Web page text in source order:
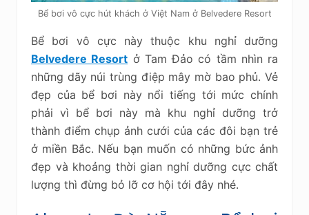
Bể bơi vô cực hút khách ở Việt Nam ở Belvedere Resort
Bể bơi vô cực này thuộc khu nghỉ dưỡng
Belvedere Resort ở Tam Đảo có tầm nhìn ra
những dãy núi trùng điệp mây mờ bao phủ. Vẻ
đẹp của bể bơi này nổi tiếng tới mức chính
phải vì bể bơi này mà khu nghỉ dưỡng trở
thành điểm chụp ảnh cưới của các đôi bạn trẻ
ở miền Bắc. Nếu bạn muốn có những bức ảnh
đẹp và khoảng thời gian nghỉ dưỡng cực chất
lượng thì đừng bỏ lỡ cơ hội tới đây nhé.